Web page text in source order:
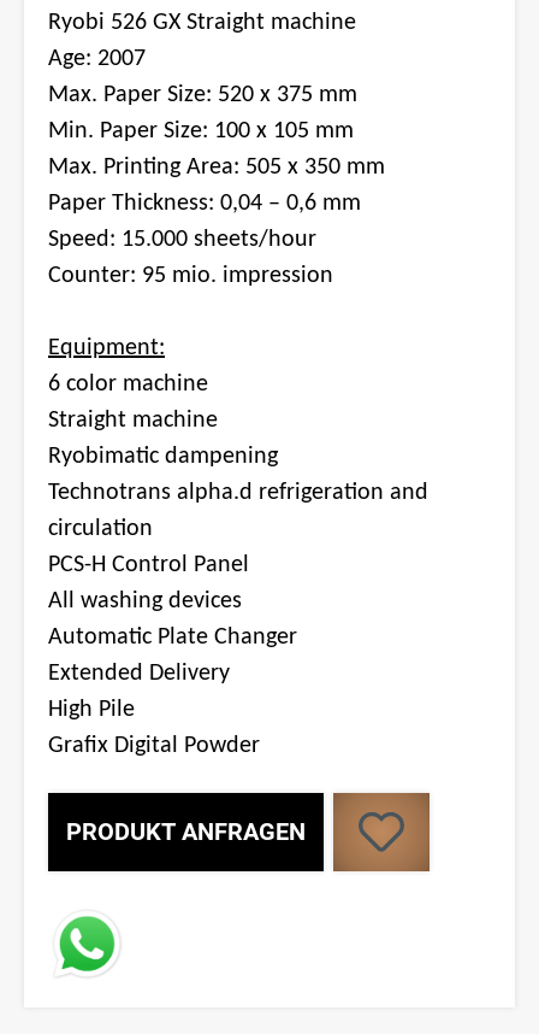
Ryobi 526 GX Straight machine
Age: 2007
Max. Paper Size: 520 x 375 mm
Min. Paper Size: 100 x 105 mm
Max. Printing Area: 505 x 350 mm
Paper Thickness: 0,04 – 0,6 mm
Speed: 15.000 sheets/hour
Counter: 95 mio. impression
Equipment:
6 color machine
Straight machine
Ryobimatic dampening
Technotrans alpha.d refrigeration and
circulation
PCS-H Control Panel
All washing devices
Automatic Plate Changer
Extended Delivery
High Pile
Grafix Digital Powder
PRODUKT ANFRAGEN